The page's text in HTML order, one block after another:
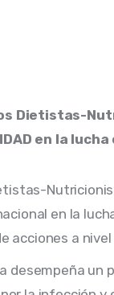
Dietistas-
en la
en la
acciones a
desempeña un